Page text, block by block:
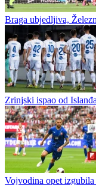
Marinović: Disciplina i
Poraz „rudara“ od